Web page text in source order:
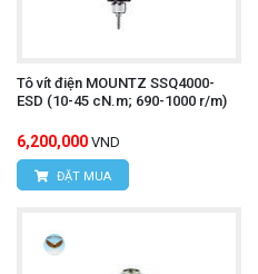
Tô vít điện MOUNTZ SSQ4000-
ESD (10-45 cN.m; 690-1000 r/m)
6,200,000 VND
ĐẶT MUA